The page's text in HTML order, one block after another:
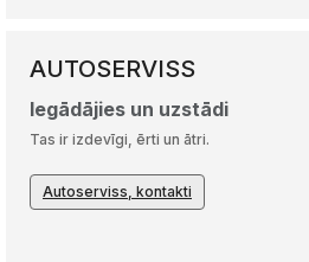
AUTOSERVISS
Iegādājies un uzstādi
Tas ir izdevīgi, ērti un ātri.
Autoserviss, kontakti